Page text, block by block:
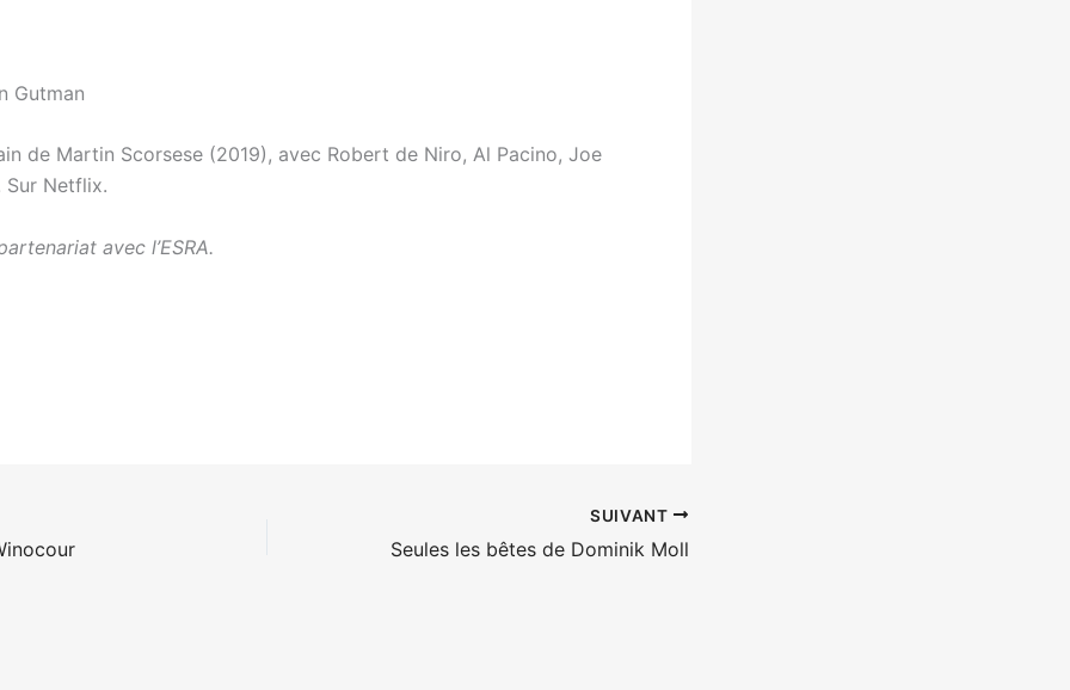
Gutman
de Martin Scorsese (2019), avec Robert de Niro, Al Pacino, Joe
Sur Netflix.
avec l’ESRA.
SUIVANT
Seules les bêtes de Dominik Moll